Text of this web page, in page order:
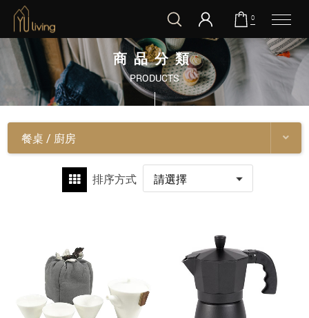
到主要內容
0
商品分類
PRODUCTS
餐桌 / 廚房
排序方式